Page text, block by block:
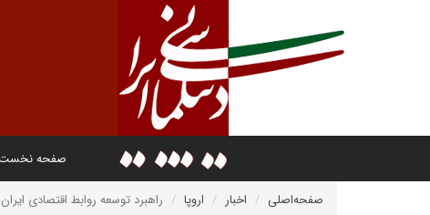
صفحه
صفحه‌اصلی اخبار اروپا راهبرد توسعه روابط اقتصادی